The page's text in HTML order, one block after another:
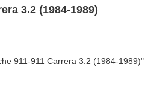
3.2 (1984-1989)